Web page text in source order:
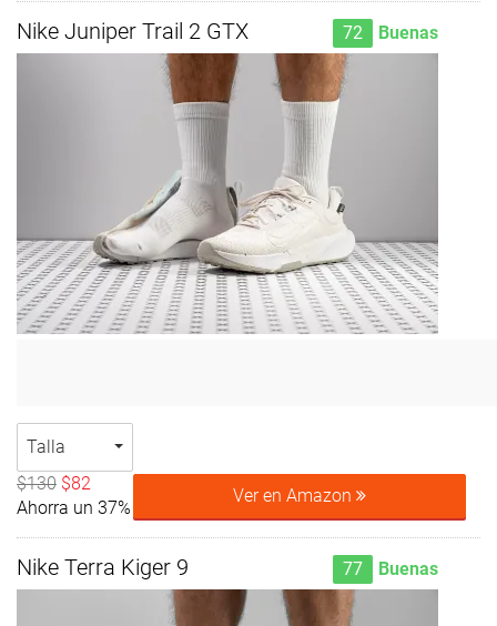
Nike Juniper Trail 2 GTX 72 Buenas
Talla
$130 $82
Ahorra un 37%
Ver en Amazon
Nike Terra Kiger 9 77 Buenas